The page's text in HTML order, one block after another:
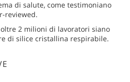
di salute, come testimoniano
reviewed.
oltre 2 milioni di lavoratori siano
di silice cristallina respirabile.